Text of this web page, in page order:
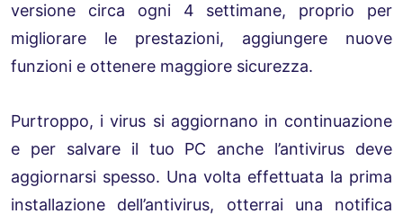
versione circa ogni 4 settimane, proprio per
migliorare le prestazioni, aggiungere nuove
funzioni e ottenere maggiore sicurezza.
Purtroppo, i virus si aggiornano in continuazione
e per salvare il tuo PC anche l’antivirus deve
aggiornarsi spesso. Una volta effettuata la prima
installazione dell’antivirus, otterrai una notifica